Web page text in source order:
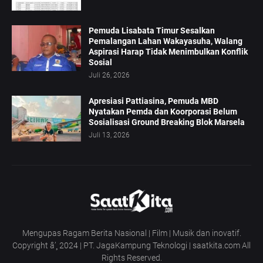
Pemuda Lisabata Timur Sesalkan
Pemalangan Lahan Wakayasuha, Walang
Aspirasi Harap Tidak Menimbulkan Konflik
Sosial
Juli 26, 2026
Apresiasi Pattiasina, Pemuda MBD
Nyatakan Pemda dan Koorporasi Belum
Sosialisasi Ground Breaking Blok Marsela
Juli 13, 2026
Mengupas Ragam Berita Nasional | Film | Musik dan inovatif.
Copyright â’¸ 2024 | PT. JagaKampung Teknologi | saatkita.com All
Rights Reserved.